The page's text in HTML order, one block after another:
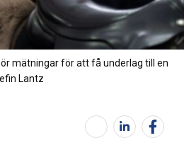
mätningar för att få underlag till en
Lantz